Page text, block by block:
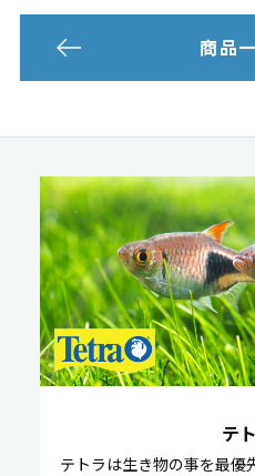
商品
テ
テトラは生き物の事を最優